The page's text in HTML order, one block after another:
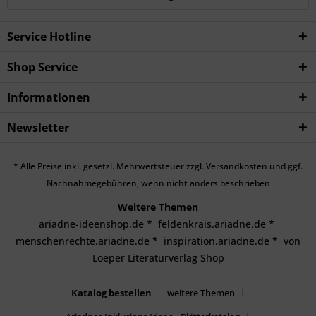
Service Hotline
Shop Service
Informationen
Newsletter
* Alle Preise inkl. gesetzl. Mehrwertsteuer zzgl. Versandkosten und ggf.
Nachnahmegebühren, wenn nicht anders beschrieben
Weitere Themen
ariadne-ideenshop.de * feldenkrais.ariadne.de *
menschenrechte.ariadne.de * inspiration.ariadne.de * von
Loeper Literaturverlag Shop
Katalog bestellen
weitere Themen